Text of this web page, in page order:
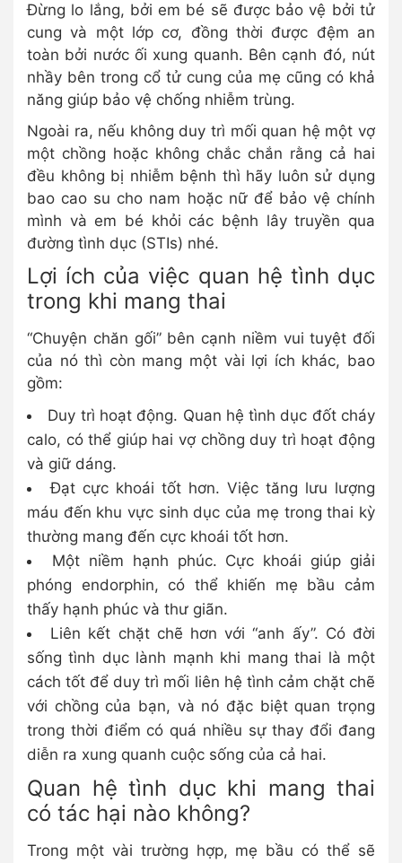
Đừng lo lắng, bởi em bé sẽ được bảo vệ bởi tử
cung và một lớp cơ, đồng thời được đệm an
toàn bởi nước ối xung quanh. Bên cạnh đó, nút
nhầy bên trong cổ tử cung của mẹ cũng có khả
năng giúp bảo vệ chống nhiễm trùng.
Ngoài ra, nếu không duy trì mối quan hệ một vợ
một chồng hoặc không chắc chắn rằng cả hai
đều không bị nhiễm bệnh thì hãy luôn sử dụng
bao cao su cho nam hoặc nữ để bảo vệ chính
mình và em bé khỏi các bệnh lây truyền qua
đường tình dục (STIs) nhé.
Lợi ích của việc quan hệ tình dục
trong khi mang thai
“Chuyện chăn gối” bên cạnh niềm vui tuyệt đối
của nó thì còn mang một vài lợi ích khác, bao
gồm:
Duy trì hoạt động. Quan hệ tình dục đốt cháy
calo, có thể giúp hai vợ chồng duy trì hoạt động
và giữ dáng.
Đạt cực khoái tốt hơn. Việc tăng lưu lượng
máu đến khu vực sinh dục của mẹ trong thai kỳ
thường mang đến cực khoái tốt hơn.
Một niềm hạnh phúc. Cực khoái giúp giải
phóng endorphin, có thể khiến mẹ bầu cảm
thấy hạnh phúc và thư giãn.
Liên kết chặt chẽ hơn với “anh ấy”. Có đời
sống tình dục lành mạnh khi mang thai là một
cách tốt để duy trì mối liên hệ tình cảm chặt chẽ
với chồng của bạn, và nó đặc biệt quan trọng
trong thời điểm có quá nhiều sự thay đổi đang
diễn ra xung quanh cuộc sống của cả hai.
Quan hệ tình dục khi mang thai
có tác hại nào không?
Trong một vài trường hợp, mẹ bầu có thể sẽ